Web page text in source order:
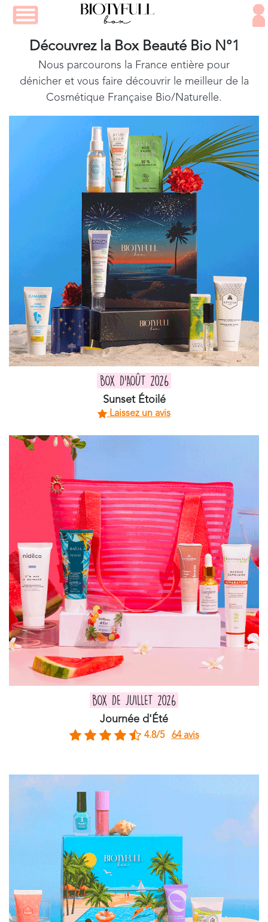
Découvrez la Box Beauté Bio N°1
Nous parcourons la France entière pour
dénicher et vous faire découvrir le meilleur de la
Cosmétique Française Bio/Naturelle.
BOX D'AOÛT 2026
Sunset Étoilé
Laissez un avis
BOX DE JUILLET 2026
Journée d'Été
4.8/5 64 avis